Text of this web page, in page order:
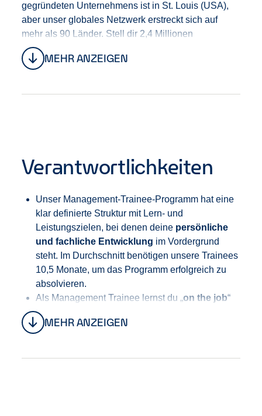
MEHR ANZEIGEN
gegründeten Unternehmens ist in St. Louis (USA),
aber unser globales Netzwerk erstreckt sich auf
mehr als 90 Länder. Stell dir 2,4 Millionen
Fahrzeuge an 9.500 globalen Standorten mit 90.000
Mitarbeitenden vor, die einen Jahresumsatz von 39
Verantwortlichkeiten
MEHR ANZEIGEN
Unser Management-Trainee-Programm hat eine
klar definierte Struktur mit Lern- und
Leistungszielen, bei denen deine persönliche
und fachliche Entwicklung im Vordergrund
steht. Im Durchschnitt benötigen unsere Trainees
10,5 Monate, um das Programm erfolgreich zu
absolvieren.
Als Management Trainee lernst du „on the job“
unser Geschäft von Grund auf kennen. Dich
erwarten abwechslungsreiche Aufgaben im